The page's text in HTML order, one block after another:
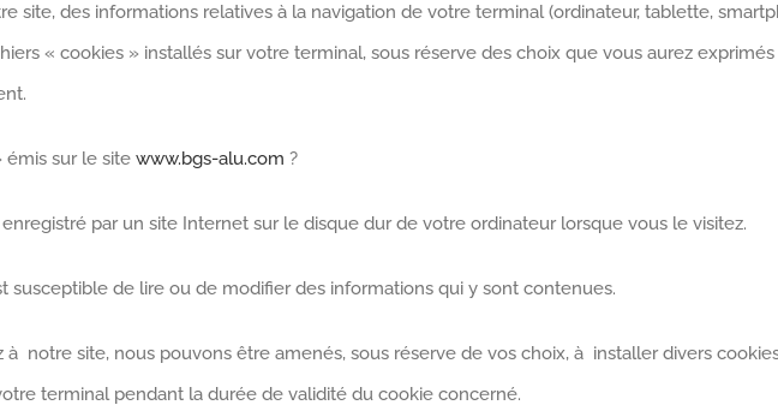
site, des informations relatives à la navigation de votre terminal (ordinateur, tablette,
« cookies » installés sur votre terminal, sous réserve des choix que vous aurez
émis sur le site www.bgs-alu.com ?
par un site Internet sur le disque dur de votre ordinateur lorsque vous le visitez.
susceptible de lire ou de modifier des informations qui y sont contenues.
notre site, nous pouvons être amenés, sous réserve de vos choix, à installer divers
terminal pendant la durée de validité du cookie concerné.